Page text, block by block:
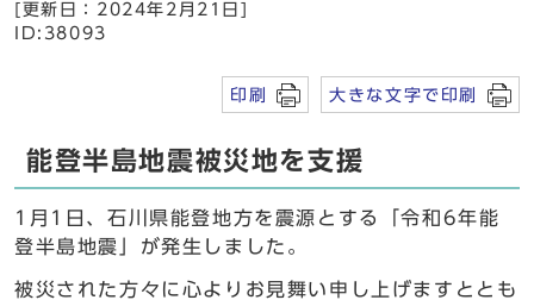
[更新日：2024年2月21日]
ID:38093
印刷 大きな文字で印刷
能登半島地震被災地を支援
1月1日、石川県能登地方を震源とする「令和6年能
登半島地震」が発生しました。
被災された方々に心よりお見舞い申し上げますととも